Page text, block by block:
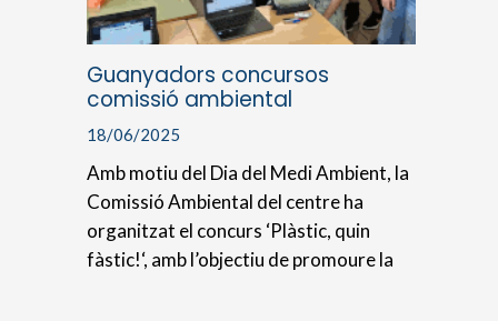
Guanyadors concursos
comissió ambiental
18/06/2025
Amb motiu del Dia del Medi Ambient, la
Comissió Ambiental del centre ha
organitzat el concurs ‘Plàstic, quin
fàstic!‘, amb l’objectiu de promoure la